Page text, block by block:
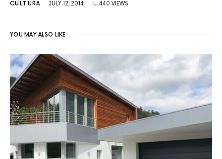
CULTURA JULY 12, 2014 440 VIEWS
YOU MAY ALSO LIKE